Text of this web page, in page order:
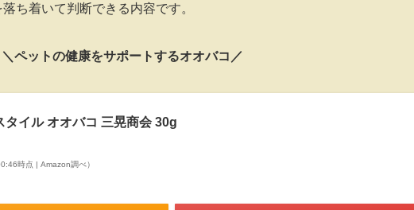
ち着いて判断できる内容です。
＼ペットの健康をサポートするオオバコ／
イル オオバコ 三晃商会 30g
時点 | Amazon調べ）